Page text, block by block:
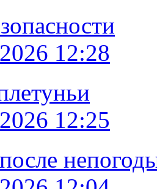
12:28
12:25